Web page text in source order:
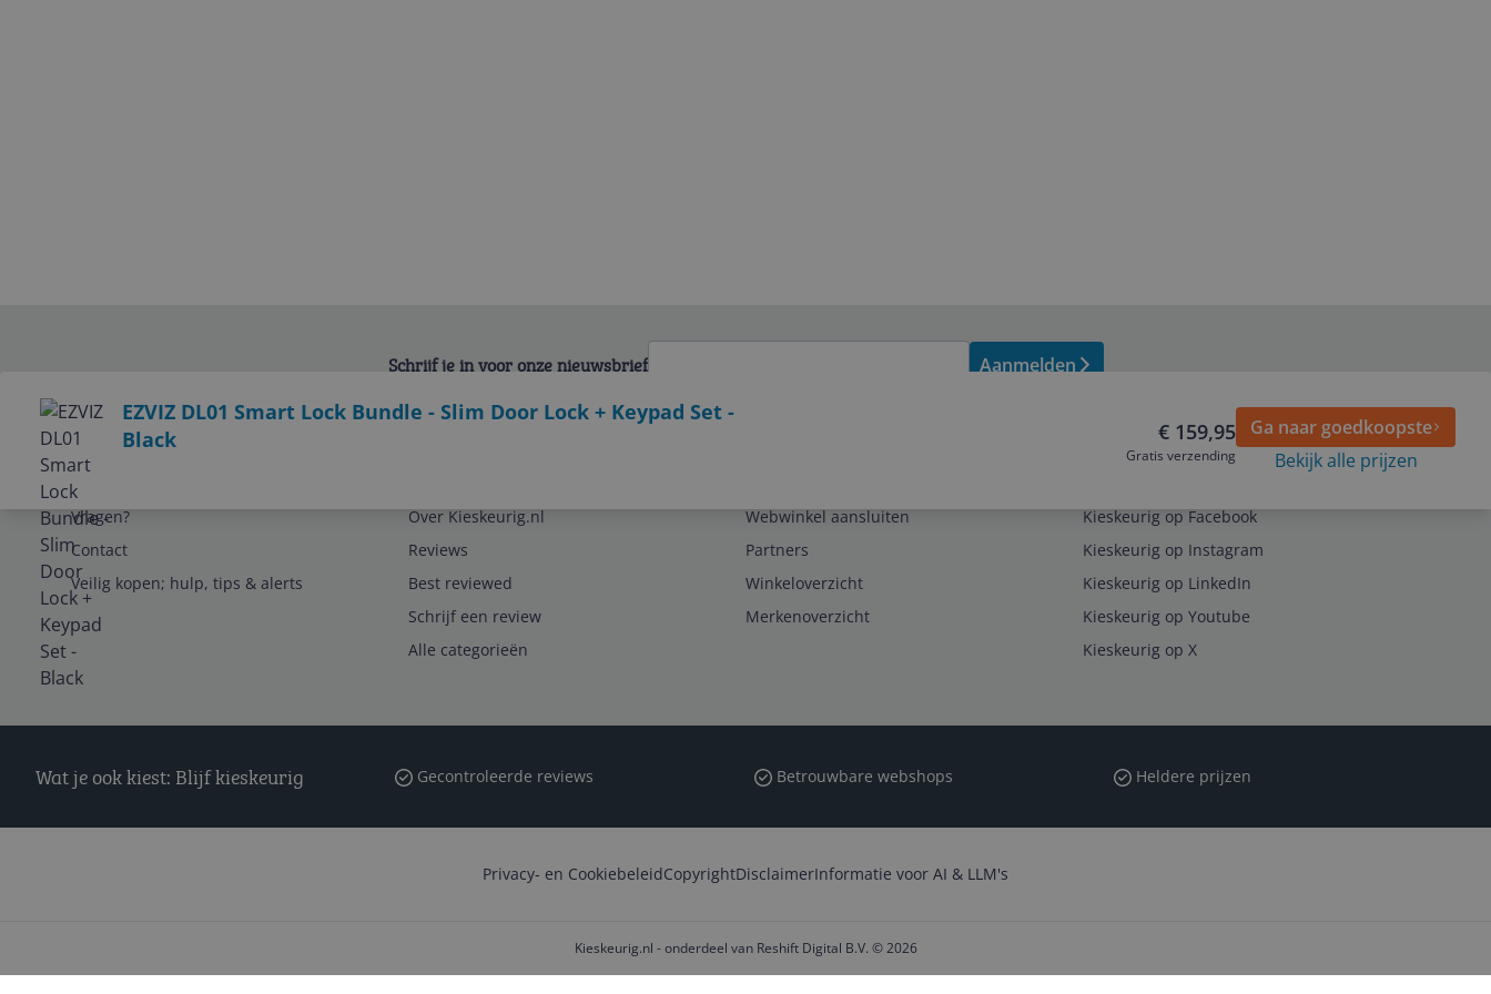
EZVIZ DL01 Smart Lock Bundle - Slim Door Lock + Keypad Set -
Black
€ 159,95
Gratis verzending
Ga naar goedkoopste
Bekijk alle prijzen
Schrijf je in voor onze nieuwsbrief Aanmelden
Service
Vragen?
Contact
Veilig kopen; hulp, tips & alerts
Over Kieskeurig.nl
Reviews
Best reviewed
Schrijf een review
Alle categorieën
Webwinkel aansluiten
Partners
Winkeloverzicht
Merkenoverzicht
Kieskeurig op Facebook
Kieskeurig op Instagram
Kieskeurig op LinkedIn
Kieskeurig op Youtube
Kieskeurig op X
Wat je ook kiest: Blijf kieskeurig Gecontroleerde reviews Betrouwbare webshops Heldere prijzen
Privacy- en CookiebeleidCopyrightDisclaimerInformatie voor AI & LLM's
Kieskeurig.nl - onderdeel van Reshift Digital B.V. © 2026